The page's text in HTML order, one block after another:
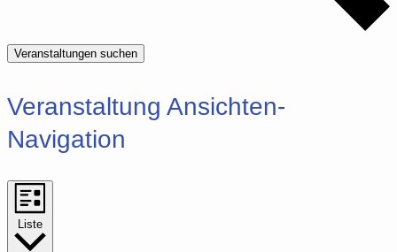
Veranstaltungen suchen
Veranstaltung Ansichten-
Navigation
Liste